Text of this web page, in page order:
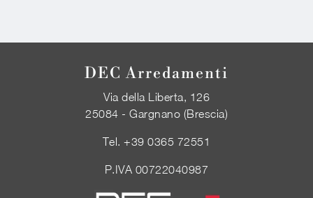
DEC Arredamenti
Via della Liberta, 126
25084 - Gargnano (Brescia)
Tel.+39 0365 72551
P.IVA 00722040987